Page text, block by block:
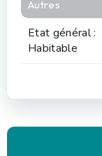
Autres
Etat général :
Habitable